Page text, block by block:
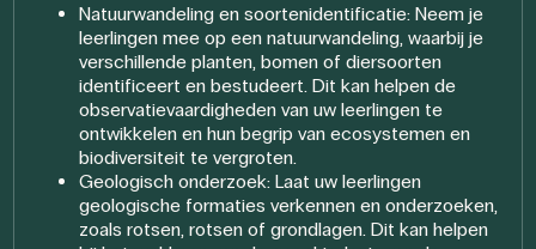
Natuurwandeling en soortenidentificatie: Neem je
leerlingen mee op een natuurwandeling, waarbij je
verschillende planten, bomen of diersoorten
identificeert en bestudeert. Dit kan helpen de
observatievaardigheden van uw leerlingen te
ontwikkelen en hun begrip van ecosystemen en
biodiversiteit te vergroten.
Geologisch onderzoek: Laat uw leerlingen
geologische formaties verkennen en onderzoeken,
zoals rotsen, rotsen of grondlagen. Dit kan helpen